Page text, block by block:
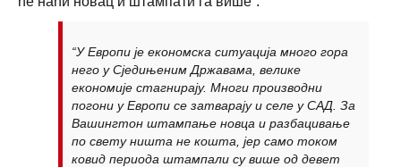
“У Европи је економска ситуација много гора
него у Сједињеним Државама, велике
економије стагнирају. Многи производни
погони у Европи се затварају и селе у САД. За
Вашингтон штампање новца и разбацивање
по свету ништа не кошта, јер само током
ковид периода штампали су више од девет